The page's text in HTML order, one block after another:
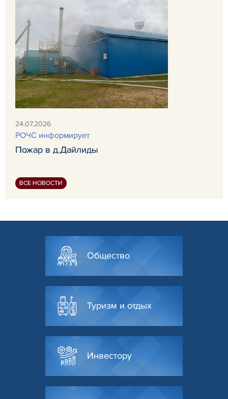
24.07.2026
РОЧС информирует
Пожар в д.Дайлиды
ВСЕ НОВОСТИ
Общество
Туризм и отдых
Инвестору